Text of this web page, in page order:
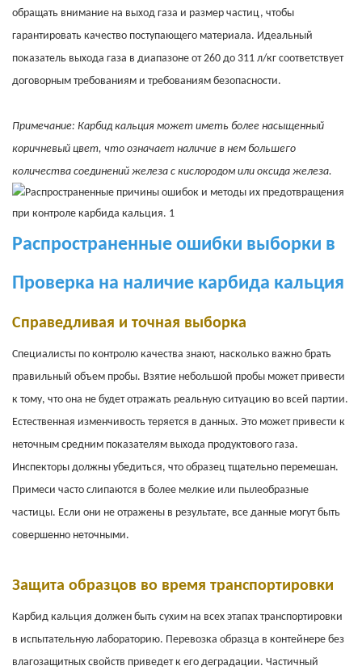
обращать внимание на выход газа и размер частиц, чтобы
гарантировать качество поступающего материала. Идеальный
показатель выхода газа в диапазоне от 260 до 311 л/кг соответствует
договорным требованиям и требованиям безопасности.
Примечание: Карбид кальция может иметь более насыщенный
коричневый цвет, что означает наличие в нем большего
количества соединений железа с кислородом или оксида железа.
Распространенные ошибки выборки в
Проверка на наличие карбида кальция
Справедливая и точная выборка
Специалисты по контролю качества знают, насколько важно брать
правильный объем пробы. Взятие небольшой пробы может привести
к тому, что она не будет отражать реальную ситуацию во всей партии.
Естественная изменчивость теряется в данных. Это может привести к
неточным средним показателям выхода продуктового газа.
Инспекторы должны убедиться, что образец тщательно перемешан.
Примеси часто слипаются в более мелкие или пылеобразные
частицы. Если они не отражены в результате, все данные могут быть
совершенно неточными.
Защита образцов во время транспортировки
Карбид кальция должен быть сухим на всех этапах транспортировки
в испытательную лабораторию. Перевозка образца в контейнере без
влагозащитных свойств приведет к его деградации. Частичный